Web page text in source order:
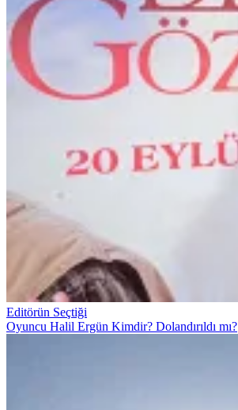
Editörün Seçtiği
Oyuncu Halil Ergün Kimdir? Dolandırıldı mı?